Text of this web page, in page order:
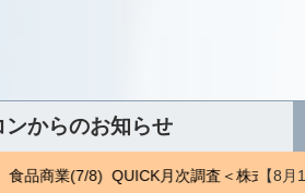
ンからのお知らせ
【8月
品商業(7/8) QUICK月次調査＜株式＞